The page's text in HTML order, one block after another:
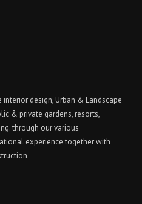
design, Urban & Landscape
& private gardens, resorts,
through our various
experience together with